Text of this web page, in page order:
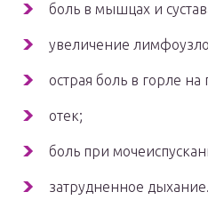
боль в мышцах и
увеличение
острая боль в горле
отек;
боль при
затрудненное дыхание.